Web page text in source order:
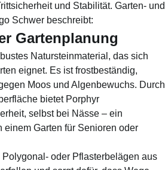
und Stabilität. Garten- und
Schwer beschreibt:
Gartenplanung
Natursteinmaterial, das sich
eignet. Es ist frostbeständig,
Moos und Algenbewuchs. Durch
bietet Porphyr
selbst bei Nässe – ein
einem Garten für Senioren oder
oder Pflasterbelägen aus